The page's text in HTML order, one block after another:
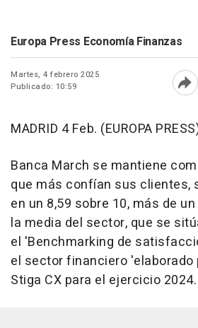
Europa Press Economía Finanzas
Martes, 4 febrero 2025
Publicado: 10:59
MADRID 4 Feb. (EUROPA
Banca March se mantiene
que más confían sus clientes,
en un 8,59 sobre 10, más de
la media del sector, que se
el 'Benchmarking de
el sector financiero 'elaborado
Stiga CX para el ejercicio 2024.